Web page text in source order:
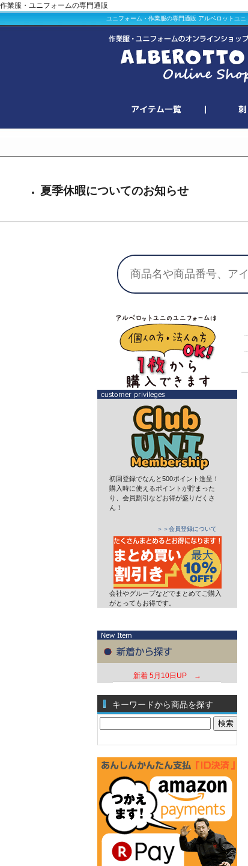
作業服・ユニフォームの専門通販
ユニフォーム・作業服の専門通販 アルベロットユニ
夏季休暇についてのお知らせ
初回登録でなんと500ポイント進呈！
購入時に使えるポイントが貯まった
り、会員割引などお得が盛りだくさ
ん！
＞＞会員登録について
会社やグループなどでまとめてご購入
がとってもお得です。
新着 5月10日UP →
キーワードから商品を探す